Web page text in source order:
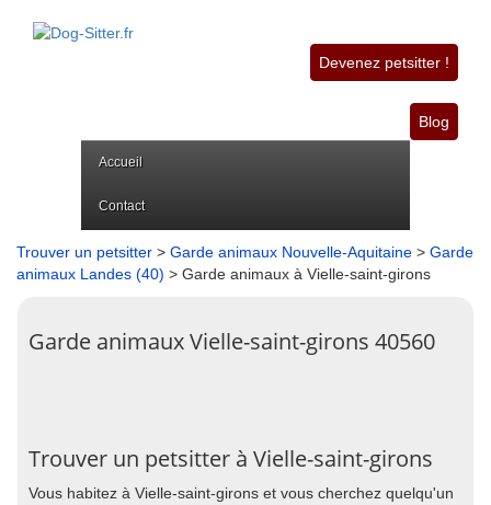
Devenez petsitter !
Blog
Accueil
Contact
Trouver un petsitter > Garde animaux Nouvelle-Aquitaine > Garde
animaux Landes (40) > Garde animaux à Vielle-saint-girons
Garde animaux Vielle-saint-girons 40560
Trouver un petsitter à Vielle-saint-girons
Vous habitez à Vielle-saint-girons et vous cherchez quelqu'un